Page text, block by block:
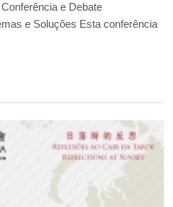
e Debate
e Soluções Esta conferência